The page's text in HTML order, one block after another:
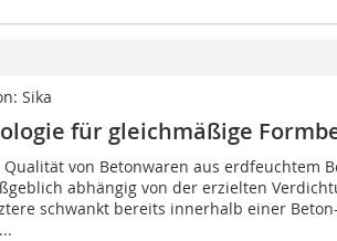
Sika
für gleichmäßige
Qualität von Betonwaren aus erdfeuchtem
abhängig von der erzielten
schwankt bereits innerhalb einer